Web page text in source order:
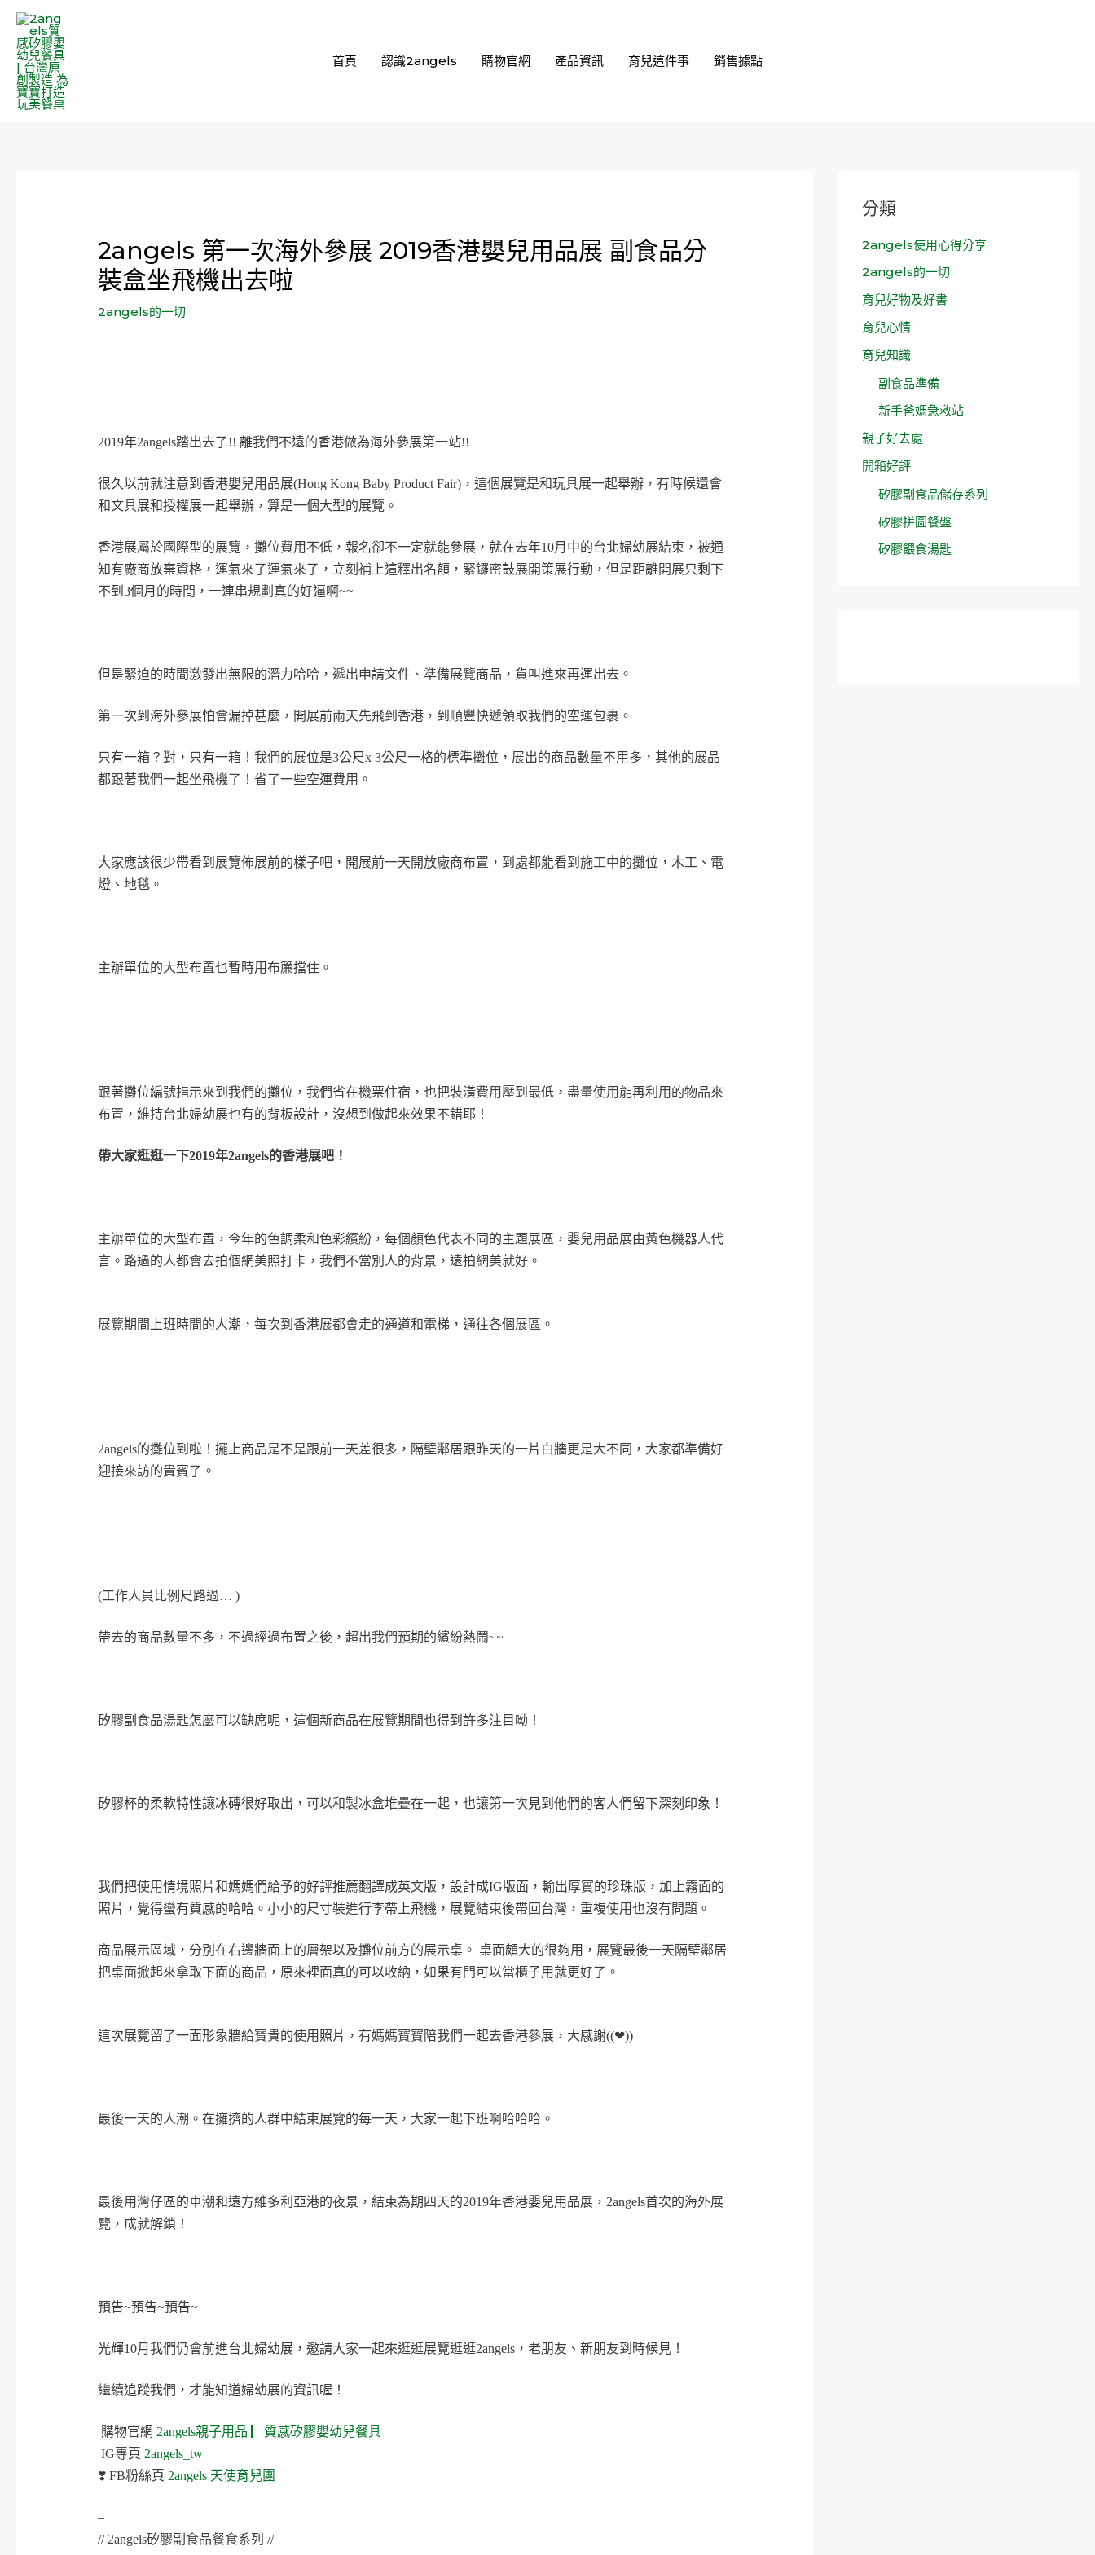
首頁 認識2angels 購物官網 產品資訊 育兒這件事 銷售據點
2angels 第一次海外參展 2019香港嬰兒用品展 副食品分
裝盒坐飛機出去啦
2angels的一切
2019年2angels踏出去了!! 離我們不遠的香港做為海外參展第一站!!
很久以前就注意到香港嬰兒用品展(Hong Kong Baby Product Fair)，這個展覽是和玩具展一起舉辦，有時候還會
和文具展和授權展一起舉辦，算是一個大型的展覽。
香港展屬於國際型的展覽，攤位費用不低，報名卻不一定就能參展，就在去年10月中的台北婦幼展結束，被通
知有廠商放棄資格，運氣來了運氣來了，立刻補上這釋出名額，緊鑼密鼓展開策展行動，但是距離開展只剩下
不到3個月的時間，一連串規劃真的好逼啊~~
但是緊迫的時間激發出無限的潛力哈哈，遞出申請文件、準備展覽商品，貨叫進來再運出去。
第一次到海外參展怕會漏掉甚麼，開展前兩天先飛到香港，到順豐快遞領取我們的空運包裹。
只有一箱？對，只有一箱！我們的展位是3公尺x 3公尺一格的標準攤位，展出的商品數量不用多，其他的展品
都跟著我們一起坐飛機了！省了一些空運費用。
大家應該很少帶看到展覽佈展前的樣子吧，開展前一天開放廠商布置，到處都能看到施工中的攤位，木工、電
燈、地毯。
主辦單位的大型布置也暫時用布簾擋住。
跟著攤位編號指示來到我們的攤位，我們省在機票住宿，也把裝潢費用壓到最低，盡量使用能再利用的物品來
布置，維持台北婦幼展也有的背板設計，沒想到做起來效果不錯耶！
帶大家逛逛一下2019年2angels的香港展吧！
主辦單位的大型布置，今年的色調柔和色彩繽紛，每個顏色代表不同的主題展區，嬰兒用品展由黃色機器人代
言。路過的人都會去拍個網美照打卡，我們不當別人的背景，遠拍網美就好。
展覽期間上班時間的人潮，每次到香港展都會走的通道和電梯，通往各個展區。
2angels的攤位到啦！擺上商品是不是跟前一天差很多，隔壁鄰居跟昨天的一片白牆更是大不同，大家都準備好
迎接來訪的貴賓了。
(工作人員比例尺路過… )
帶去的商品數量不多，不過經過布置之後，超出我們預期的繽紛熱鬧~~
矽膠副食品湯匙怎麼可以缺席呢，這個新商品在展覽期間也得到許多注目呦！
矽膠杯的柔軟特性讓冰磚很好取出，可以和製冰盒堆疊在一起，也讓第一次見到他們的客人們留下深刻印象！
我們把使用情境照片和媽媽們給予的好評推薦翻譯成英文版，設計成IG版面，輸出厚實的珍珠版，加上霧面的
照片，覺得蠻有質感的哈哈。小小的尺寸裝進行李帶上飛機，展覽結束後帶回台灣，重複使用也沒有問題。
商品展示區域，分別在右邊牆面上的層架以及攤位前方的展示桌。 桌面頗大的很夠用，展覽最後一天隔壁鄰居
把桌面掀起來拿取下面的商品，原來裡面真的可以收納，如果有門可以當櫃子用就更好了。
這次展覽留了一面形象牆給寶貴的使用照片，有媽媽寶寶陪我們一起去香港參展，大感謝((❤))
最後一天的人潮。在擁擠的人群中結束展覽的每一天，大家一起下班啊哈哈哈。
最後用灣仔區的車潮和遠方維多利亞港的夜景，結束為期四天的2019年香港嬰兒用品展，2angels首次的海外展
覽，成就解鎖！
預告~預告~預告~
光輝10月我們仍會前進台北婦幼展，邀請大家一起來逛逛展覽逛逛2angels，老朋友、新朋友到時候見！
繼續追蹤我們，才能知道婦幼展的資訊喔！
購物官網 2angels親子用品 ▏質感矽膠嬰幼兒餐具
IG專頁 2angels_tw
❣️ FB粉絲頁 2angels 天使育兒團
–
// 2angels矽膠副食品餐食系列 //
分類
2angels使用心得分享
2angels的一切
育兒好物及好書
育兒心情
育兒知識
副食品準備
新手爸媽急救站
親子好去處
開箱好評
矽膠副食品儲存系列
矽膠拼圖餐盤
矽膠餵食湯匙